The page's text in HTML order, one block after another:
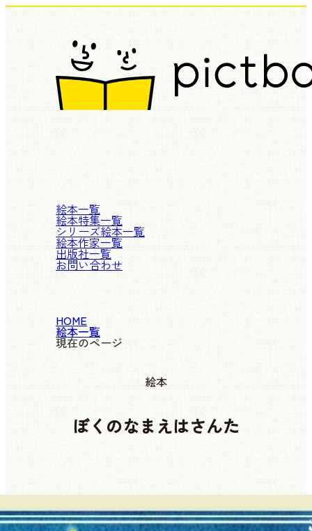
絵本一覧
絵本特集一覧
シリーズ絵本一覧
絵本作家一覧
出版社一覧
お問い合わせ
HOME
絵本一覧
現在のページ
絵本
ぼくのなまえはさんた